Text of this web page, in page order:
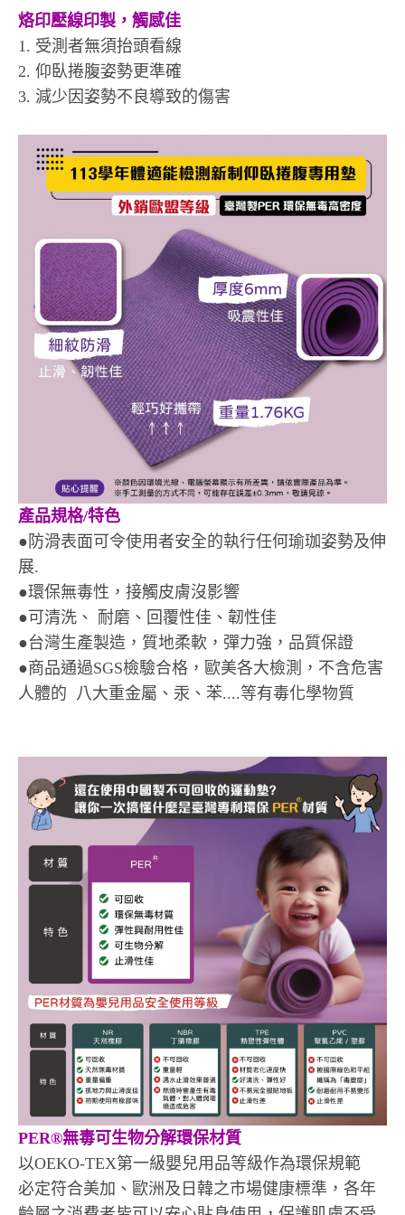
烙印壓線印製，觸感佳
1. 受測者無須抬頭看線
2. 仰臥捲腹姿勢更準確
3. 減少因姿勢不良導致的傷害
產品規格/特色
●防滑表面可令使用者安全的執行任何瑜珈姿勢及伸
展.
●環保無毒性，接觸皮膚沒影響
●可清洗、 耐磨、回覆性佳、韌性佳
●台灣生產製造，質地柔軟，彈力強，品質保證
●商品通過SGS檢驗合格，歐美各大檢測，不含危害
人體的 八大重金屬、汞、苯....等有毒化學物質
PER®無毒可生物分解環保材質
以OEKO-TEX第一級嬰兒用品等級作為環保規範
必定符合美加、歐洲及日韓之市場健康標準，各年